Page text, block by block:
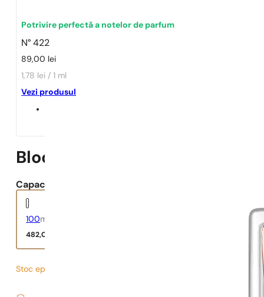
Potrivire perfectă a notelor de parfum
N° 422
89,00 lei
1,78 lei / 1 ml
Vezi produsul
Bloom
Capacitate:
100ml
482,00
Stoc epuizat